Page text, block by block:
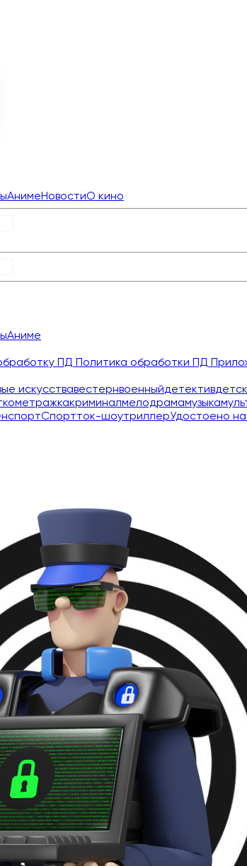
АнимеНовостиО кино
Аниме
ПД Политика обработки ПД
искусствавестернвоенныйдетектив
криминалмелодрамамузыка
спортСпортток-шоутриллерУдостоено